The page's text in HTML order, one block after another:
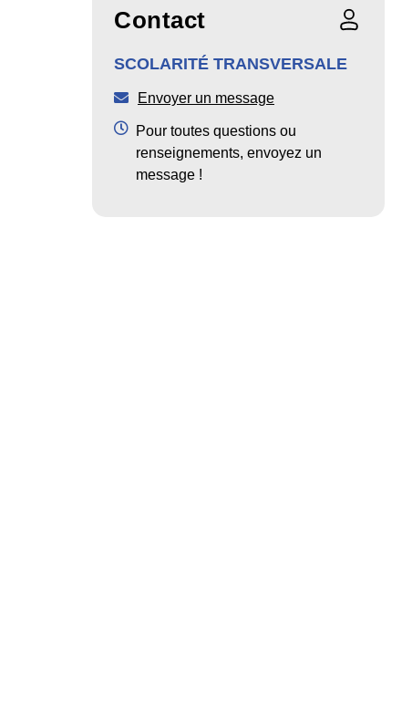
Contact
SCOLARITÉ TRANSVERSALE
Envoyer un message
Pour toutes questions ou
renseignements, envoyez un
message !